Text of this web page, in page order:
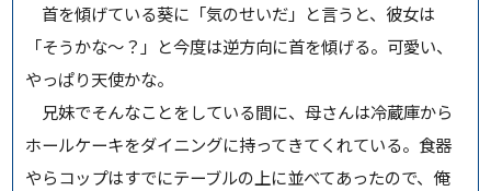
首を傾げている葵に「気のせいだ」と言うと、彼女は
「そうかな～？」と今度は逆方向に首を傾げる。可愛い、
やっぱり天使かな。
兄妹でそんなことをしている間に、母さんは冷蔵庫から
ホールケーキをダイニングに持ってきてくれている。食器
やらコップはすでにテーブルの上に並べてあったので、俺